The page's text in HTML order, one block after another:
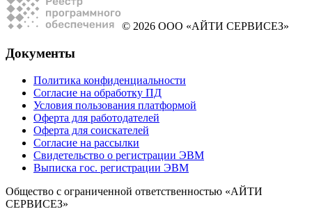
© 2026 ООО «АЙТИ СЕРВИСЕЗ»
Документы
Политика конфиденциальности
Согласие на обработку ПД
Условия пользования платформой
Оферта для работодателей
Оферта для соискателей
Согласие на рассылки
Свидетельство о регистрации ЭВМ
Выписка гос. регистрации ЭВМ
Общество с ограниченной ответственностью «АЙТИ
СЕРВИСЕЗ»